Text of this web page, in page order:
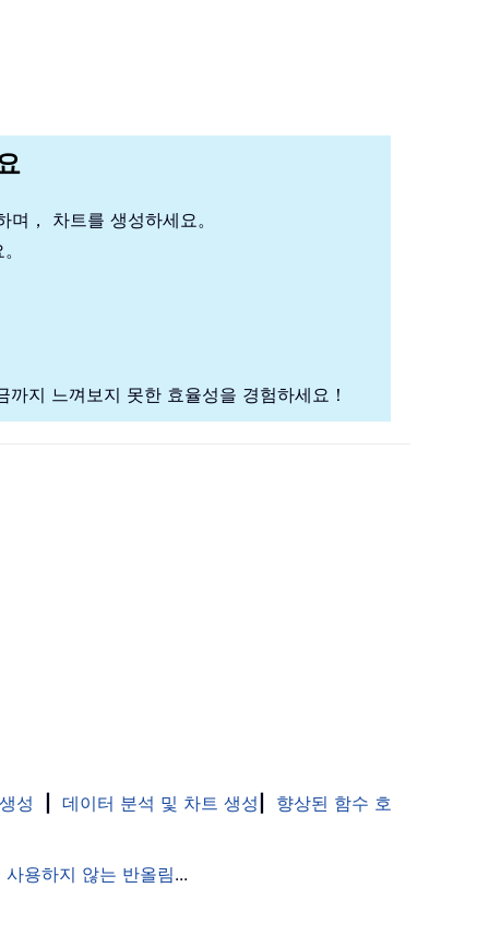
， 차트를 생성하세요。
까지 느껴보지 못한 효율성을 경험하세요！
성 데이터 분석 및 차트 생성
향상된 함수 호
사용하지 않는 반올림...